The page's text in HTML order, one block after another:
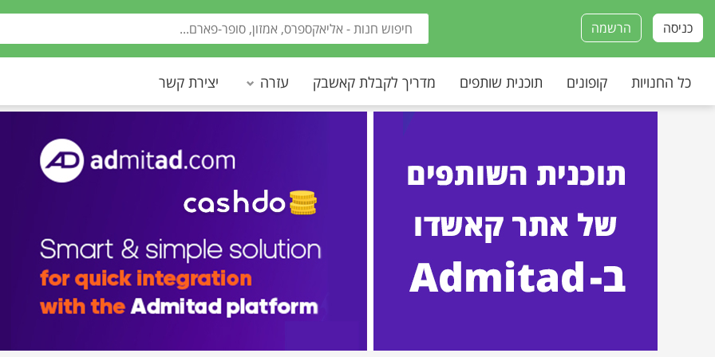
הרשמה כניסה
כל החנויות קופונים תוכנית שותפים מדריך לקבלת קאשבק עזרה יצירת קשר